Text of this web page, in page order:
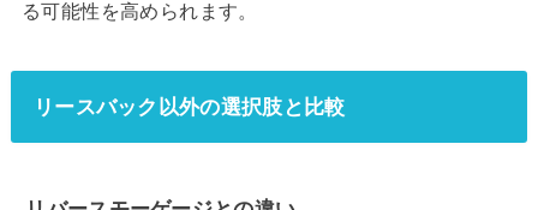
る可能性を高められます。
リースバック以外の選択肢と比較